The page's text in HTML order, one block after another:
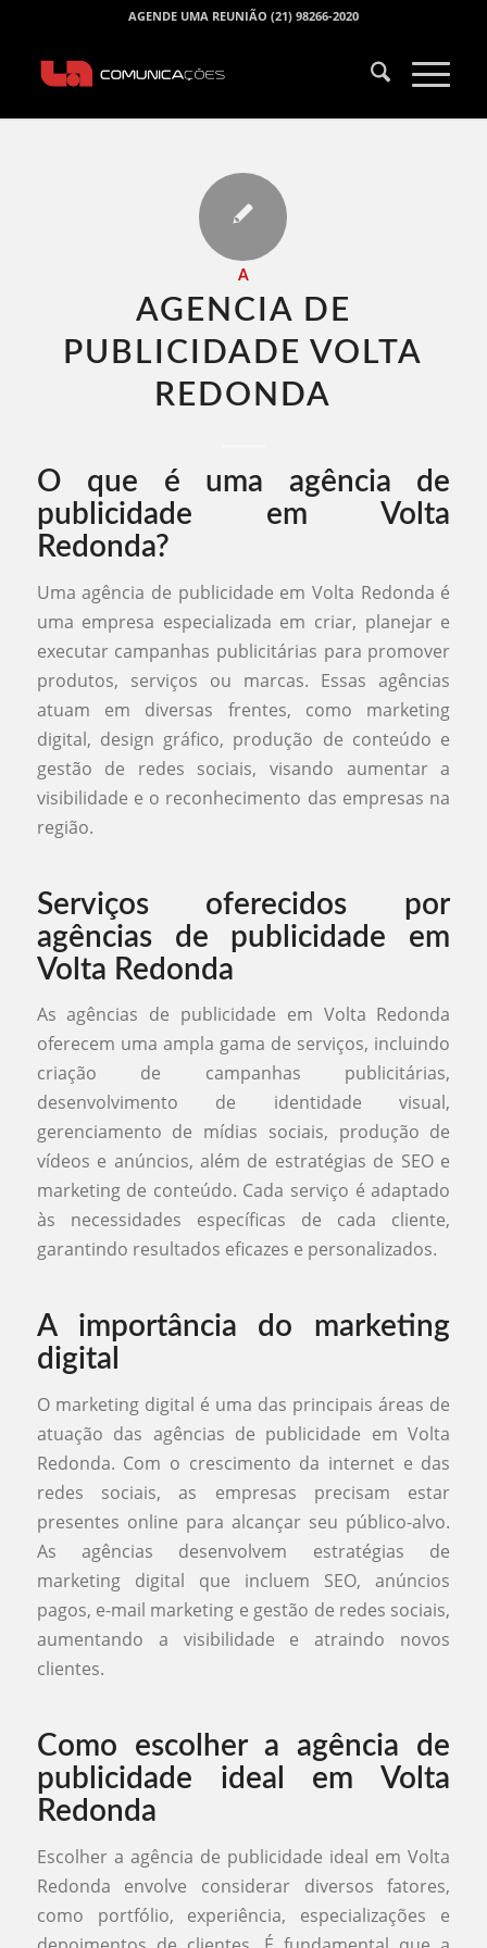
AGENDE UMA REUNIÃO (21) 98266-2020
A
AGENCIA DE
PUBLICIDADE VOLTA
REDONDA​
O que é uma agência de
publicidade em Volta
Redonda?
Uma agência de publicidade em Volta Redonda é
uma empresa especializada em criar, planejar e
executar campanhas publicitárias para promover
produtos, serviços ou marcas. Essas agências
atuam em diversas frentes, como marketing
digital, design gráfico, produção de conteúdo e
gestão de redes sociais, visando aumentar a
visibilidade e o reconhecimento das empresas na
região.
Serviços oferecidos por
agências de publicidade em
Volta Redonda
As agências de publicidade em Volta Redonda
oferecem uma ampla gama de serviços, incluindo
criação de campanhas publicitárias,
desenvolvimento de identidade visual,
gerenciamento de mídias sociais, produção de
vídeos e anúncios, além de estratégias de SEO e
marketing de conteúdo. Cada serviço é adaptado
às necessidades específicas de cada cliente,
garantindo resultados eficazes e personalizados.
A importância do marketing
digital
O marketing digital é uma das principais áreas de
atuação das agências de publicidade em Volta
Redonda. Com o crescimento da internet e das
redes sociais, as empresas precisam estar
presentes online para alcançar seu público-alvo.
As agências desenvolvem estratégias de
marketing digital que incluem SEO, anúncios
pagos, e-mail marketing e gestão de redes sociais,
aumentando a visibilidade e atraindo novos
clientes.
Como escolher a agência de
publicidade ideal em Volta
Redonda
Escolher a agência de publicidade ideal em Volta
Redonda envolve considerar diversos fatores,
como portfólio, experiência, especializações e